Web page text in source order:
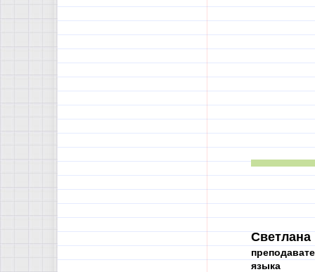
языка